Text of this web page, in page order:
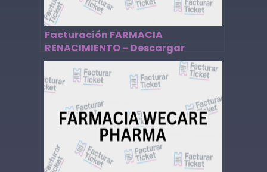
Facturación FARMACIA
RENACIMIENTO – Descargar
Factura